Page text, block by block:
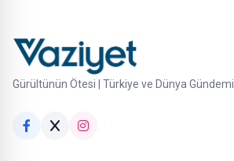
Gürültünün Ötesi | Türkiye ve Dünya Gündemi